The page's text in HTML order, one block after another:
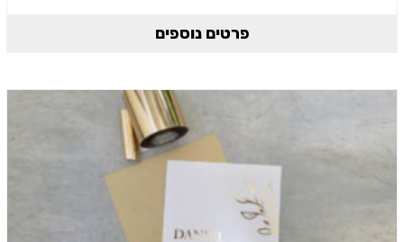
פרטים נוספים